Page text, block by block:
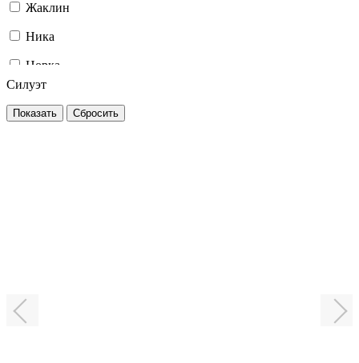
Жаклин
Ника
Норка
Норка/Экокожа
Оливия
Амина
Силуэт